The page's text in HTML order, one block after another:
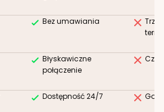
Bez umawiania
Błyskawiczne
połączenie
Dostępność 24/7